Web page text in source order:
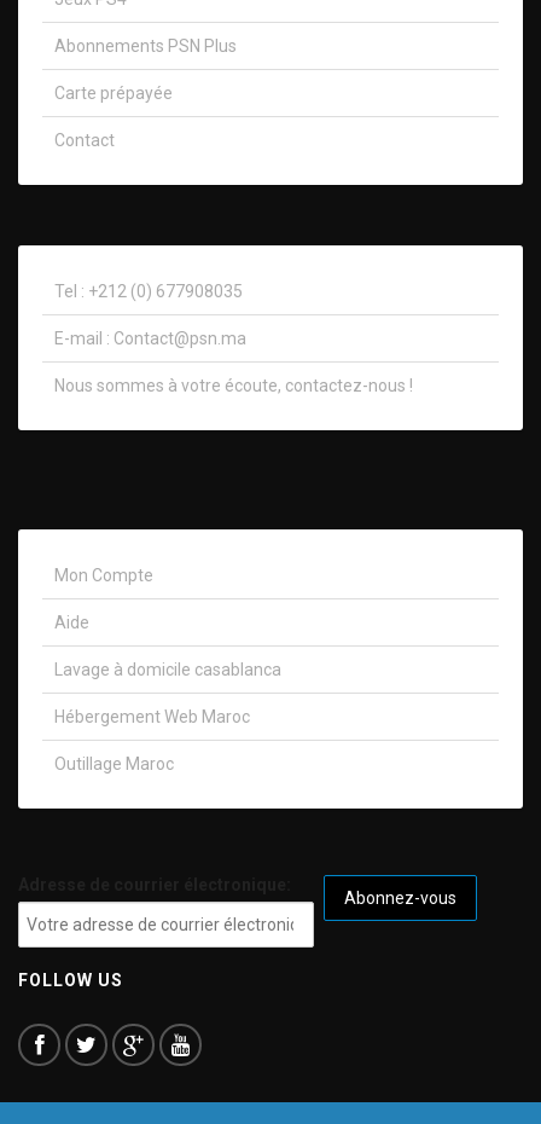
Abonnements PSN Plus
Carte prépayée
Contact
Tel : +212 (0) 677908035
E-mail : Contact@psn.ma
Nous sommes à votre écoute, contactez-nous !​
Mon Compte
Aide
Lavage à domicile casablanca
Hébergement Web Maroc
Outillage Maroc
FOLLOW US